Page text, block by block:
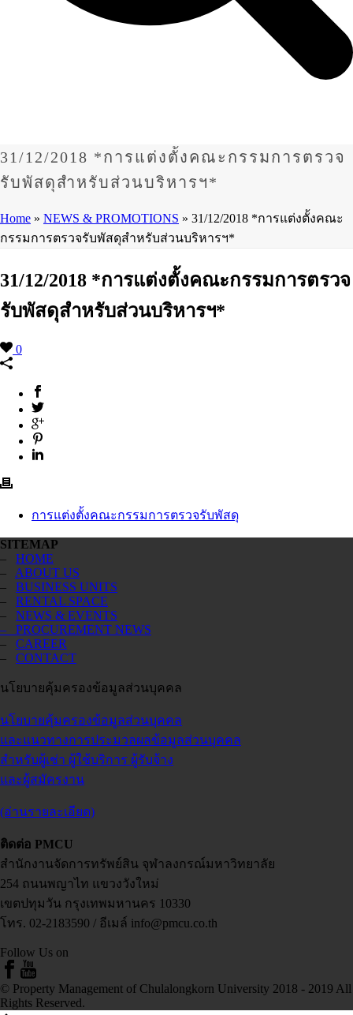
31/12/2018 *การแต่งตั้งคณะกรรมการตรวจ
รับพัสดุสำหรับส่วนบริหารฯ*
Home » NEWS & PROMOTIONS » 31/12/2018 *การแต่งตั้งคณะ
กรรมการตรวจรับพัสดุสำหรับส่วนบริหารฯ*
31/12/2018 *การแต่งตั้งคณะกรรมการตรวจ
รับพัสดุสำหรับส่วนบริหารฯ*
0
การแต่งตั้งคณะกรรมการตรวจรับพัสดุ
SITEMAP
– HOME
– ABOUT US
– BUSINESS UNITS
– RENTAL SPACE
– NEWS & EVENTS
– PROCUREMENT NEWS
– CAREER
– CONTACT
นโยบายคุ้มครองข้อมูลส่วนบุคคล
นโยบายคุ้มครองข้อมูลส่วนบุคคล
และแนวทางการประมวลผลข้อมูลส่วนบุคคล
สำหรับผู้เช่า ผู้ใช้บริการ ผู้รับจ้าง
และผู้สมัครงาน
(อ่านรายละเอียด)
ติดต่อ PMCU
สำนักงานจัดการทรัพย์สิน จุฬาลงกรณ์มหาวิทยาลัย
254 ถนนพญาไท แขวงวังใหม่
เขตปทุมวัน กรุงเทพมหานคร 10330
โทร. 02-2183590 / อีเมล์ info@pmcu.co.th
Follow Us on
© Property Management of Chulalongkorn University 2018 - 2019 All
Rights Reserved.